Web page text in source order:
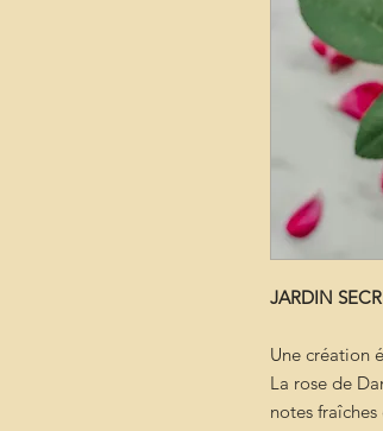
JARDIN
Une création
La rose de
notes